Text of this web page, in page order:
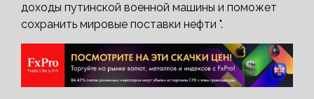
доходы путинской военной машины и поможет
сохранить мировые поставки нефти ".